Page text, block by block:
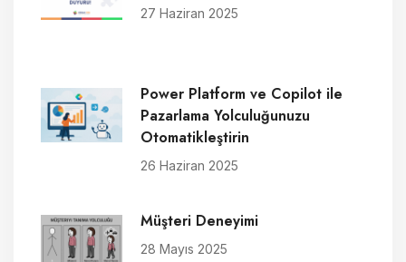
27 Haziran 2025
Power Platform ve Copilot ile
Pazarlama Yolculuğunuzu
Otomatikleştirin
26 Haziran 2025
Müşteri Deneyimi
28 Mayıs 2025